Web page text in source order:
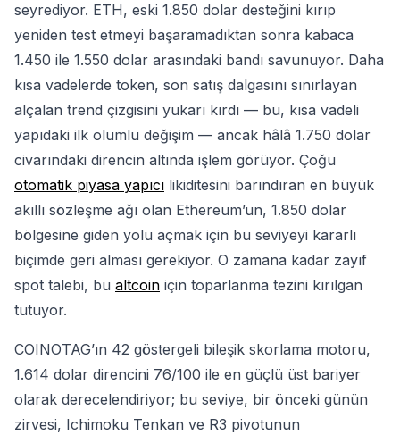
seyrediyor. ETH, eski 1.850 dolar desteğini kırıp
yeniden test etmeyi başaramadıktan sonra kabaca
1.450 ile 1.550 dolar arasındaki bandı savunuyor. Daha
kısa vadelerde token, son satış dalgasını sınırlayan
alçalan trend çizgisini yukarı kırdı — bu, kısa vadeli
yapıdaki ilk olumlu değişim — ancak hâlâ 1.750 dolar
civarındaki direncin altında işlem görüyor. Çoğu
otomatik piyasa yapıcı likiditesini barındıran en büyük
akıllı sözleşme ağı olan Ethereum’un, 1.850 dolar
bölgesine giden yolu açmak için bu seviyeyi kararlı
biçimde geri alması gerekiyor. O zamana kadar zayıf
spot talebi, bu altcoin için toparlanma tezini kırılgan
tutuyor.
COINOTAG’ın 42 göstergeli bileşik skorlama motoru,
1.614 dolar direncini 76/100 ile en güçlü üst bariyer
olarak derecelendiriyor; bu seviye, bir önceki günün
zirvesi, Ichimoku Tenkan ve R3 pivotunun